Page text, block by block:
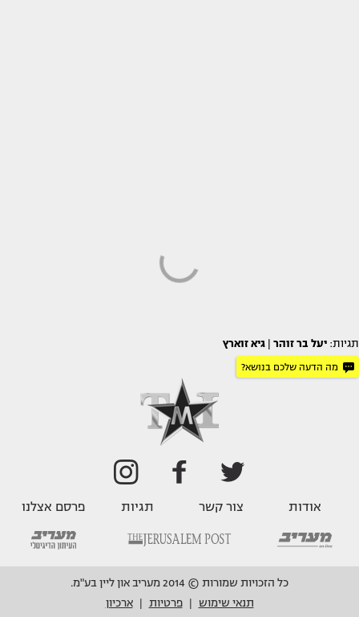
תגיות: יעל בר זוהר גיא זוארץ
מה הדעה שלכם בנושא?
אודות צור קשר תגיות פרסם אצלנו
כל הזכויות שמורות © 2014 מעריב און ליין בע"מ.
תנאי שימוש
פרטיות ארכיון